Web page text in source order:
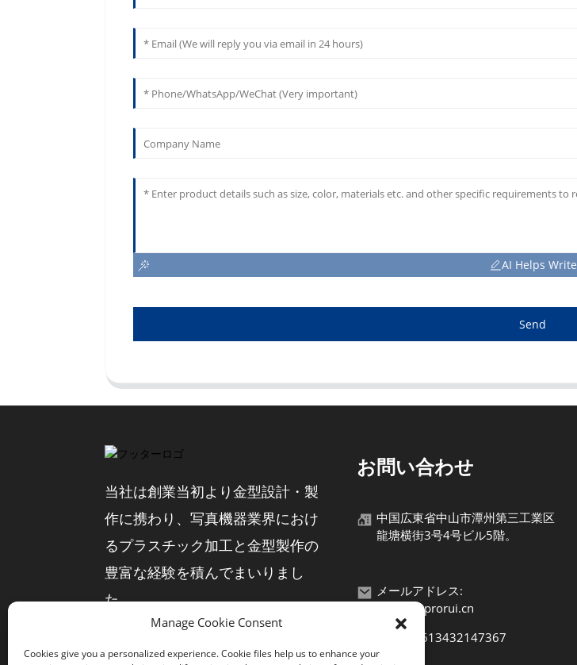
AI Helps Write
Send
当社は創業当初より金型設計・製
作に携わり、写真機器業界におけ
るプラスチック加工と金型製作の
豊富な経験を積んでまいりまし
た。
今すぐ問い合わせ
お問い合わせ
中国広東省中山市潭州第三工業区
龍塘横街3号4号ビル5階。
メールアドレス:
bexin5@prorui.cn
電話: +8613432147367
Manage Cookie Consent
Cookies give you a personalized experience. Cookie files help us to enhance your